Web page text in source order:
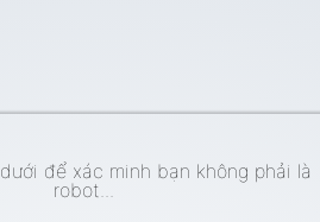
để xác minh bạn không phải là
robot...